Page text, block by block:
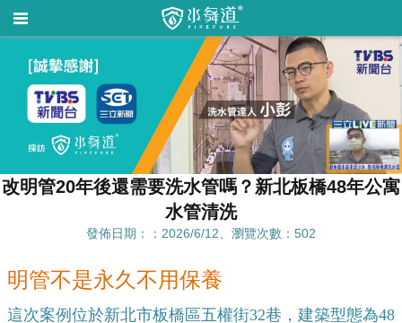
改明管20年後還需要洗水管嗎？新北板橋48年公寓
水管清洗
發佈日期：：2026/6/12、瀏覽次數：502
明管不是永久不用保養
這次案例位於新北市板橋區五權街32巷，建築型態為48